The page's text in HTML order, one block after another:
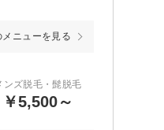
メニューを見る
ンズ脱毛・髭脱毛
￥5,500～